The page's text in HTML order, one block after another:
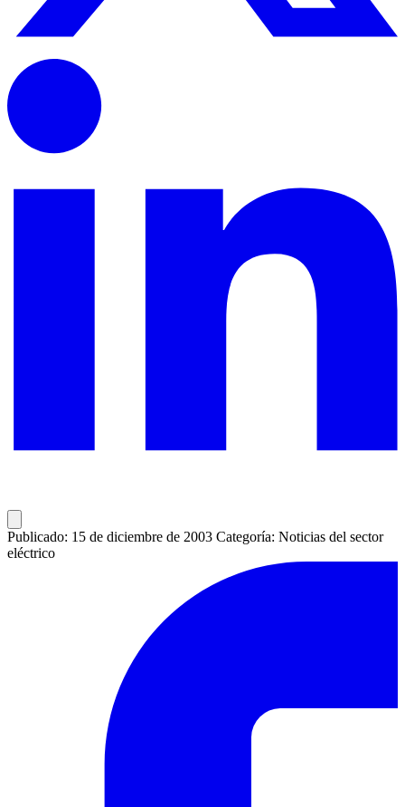
Publicado: 15 de diciembre de 2003 Categoría: Noticias del sector
eléctrico